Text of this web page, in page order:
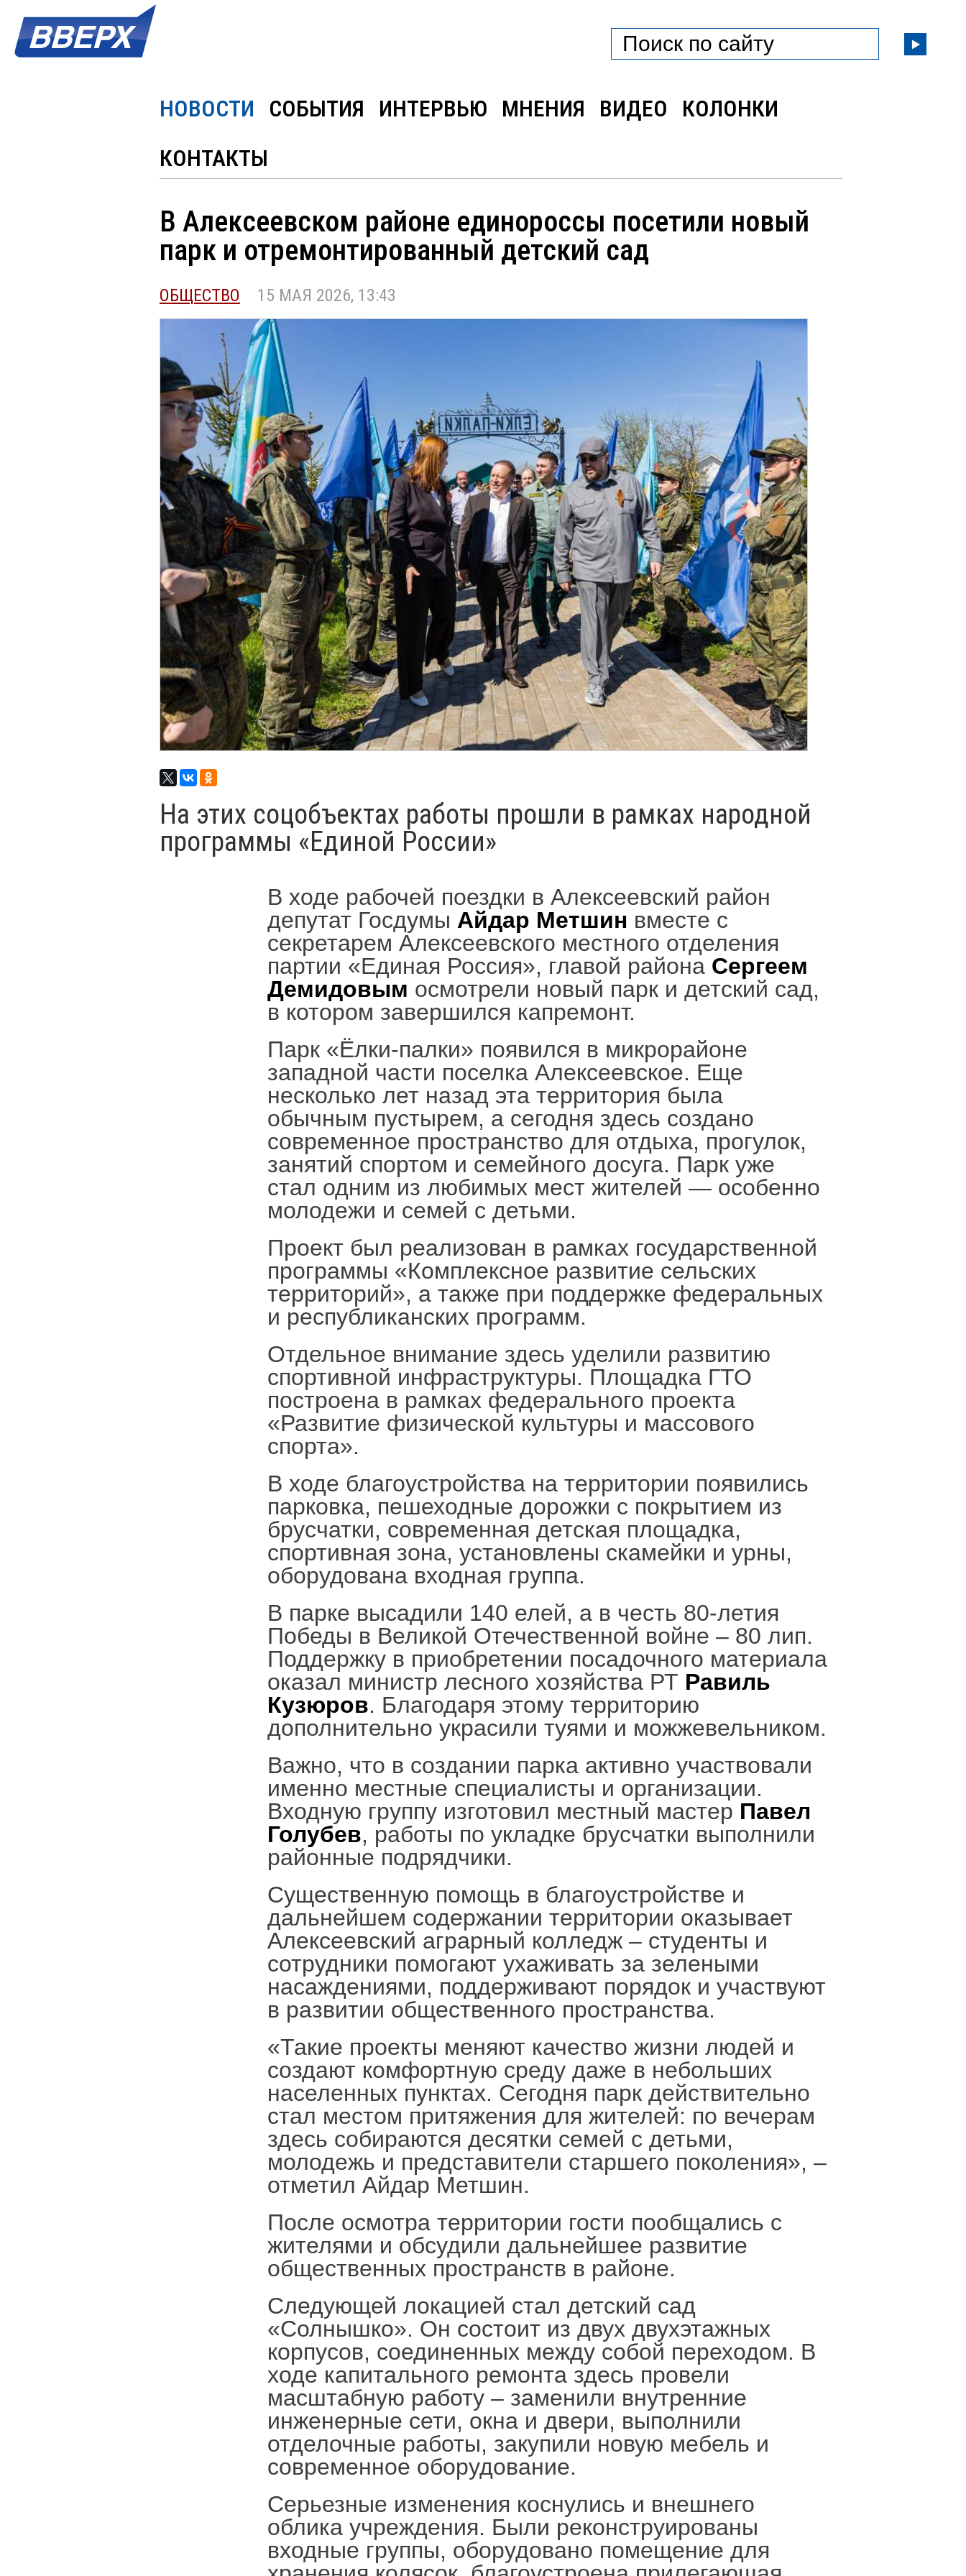
НОВОСТИ СОБЫТИЯ ИНТЕРВЬЮ МНЕНИЯ ВИДЕО
КОЛОНКИ
КОНТАКТЫ
В Алексеевском районе единороссы посетили новый
парк и отремонтированный детский сад
ОБЩЕСТВО 15 МАЯ 2026, 13:43
На этих соцобъектах работы прошли в рамках народной
программы «Единой России»
В ходе рабочей поездки в Алексеевский район
депутат Госдумы Айдар Метшин вместе с
секретарем Алексеевского местного отделения
партии «Единая Россия», главой района Сергеем
Демидовым осмотрели новый парк и детский сад,
в котором завершился капремонт.
Парк «Ёлки-палки» появился в микрорайоне
западной части поселка Алексеевское. Еще
несколько лет назад эта территория была
обычным пустырем, а сегодня здесь создано
современное пространство для отдыха, прогулок,
занятий спортом и семейного досуга. Парк уже
стал одним из любимых мест жителей — особенно
молодежи и семей с детьми.
Проект был реализован в рамках государственной
программы «Комплексное развитие сельских
территорий», а также при поддержке федеральных
и республиканских программ.
Отдельное внимание здесь уделили развитию
спортивной инфраструктуры. Площадка ГТО
построена в рамках федерального проекта
«Развитие физической культуры и массового
спорта».
В ходе благоустройства на территории появились
парковка, пешеходные дорожки с покрытием из
брусчатки, современная детская площадка,
спортивная зона, установлены скамейки и урны,
оборудована входная группа.
В парке высадили 140 елей, а в честь 80-летия
Победы в Великой Отечественной войне – 80 лип.
Поддержку в приобретении посадочного материала
оказал министр лесного хозяйства РТ Равиль
Кузюров. Благодаря этому территорию
дополнительно украсили туями и можжевельником.
Важно, что в создании парка активно участвовали
именно местные специалисты и организации.
Входную группу изготовил местный мастер Павел
Голубев, работы по укладке брусчатки выполнили
районные подрядчики.
Существенную помощь в благоустройстве и
дальнейшем содержании территории оказывает
Алексеевский аграрный колледж – студенты и
сотрудники помогают ухаживать за зелеными
насаждениями, поддерживают порядок и участвуют
в развитии общественного пространства.
«Такие проекты меняют качество жизни людей и
создают комфортную среду даже в небольших
населенных пунктах. Сегодня парк действительно
стал местом притяжения для жителей: по вечерам
здесь собираются десятки семей с детьми,
молодежь и представители старшего поколения», –
отметил Айдар Метшин.
После осмотра территории гости пообщались с
жителями и обсудили дальнейшее развитие
общественных пространств в районе.
Следующей локацией стал детский сад
«Солнышко». Он состоит из двух двухэтажных
корпусов, соединенных между собой переходом. В
ходе капитального ремонта здесь провели
масштабную работу – заменили внутренние
инженерные сети, окна и двери, выполнили
отделочные работы, закупили новую мебель и
современное оборудование.
Серьезные изменения коснулись и внешнего
облика учреждения. Были реконструированы
входные группы, оборудовано помещение для